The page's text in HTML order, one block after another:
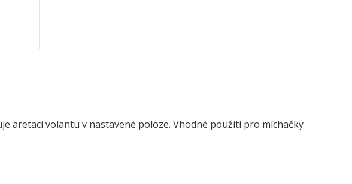
aretaci volantu v nastavené poloze. Vhodné použití pro míchačky